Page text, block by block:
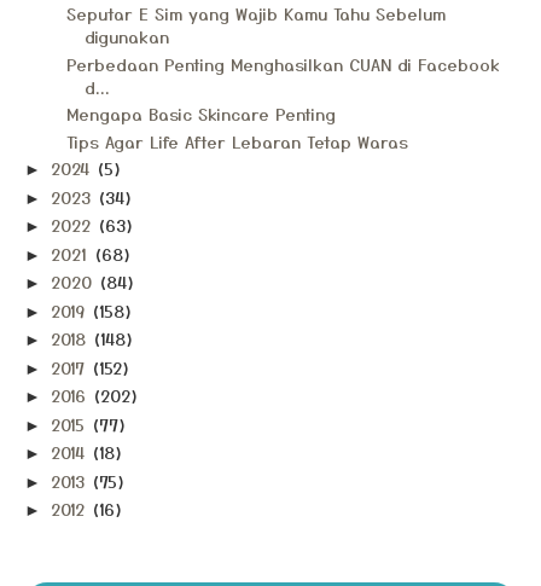
Seputar E Sim yang Wajib Kamu Tahu Sebelum
digunakan
Perbedaan Penting Menghasilkan CUAN di Facebook
d...
Mengapa Basic Skincare Penting
Tips Agar Life After Lebaran Tetap Waras
► 2024 (5)
► 2023 (34)
► 2022 (63)
► 2021 (68)
► 2020 (84)
► 2019 (158)
► 2018 (148)
► 2017 (152)
► 2016 (202)
► 2015 (77)
► 2014 (18)
► 2013 (75)
► 2012 (16)